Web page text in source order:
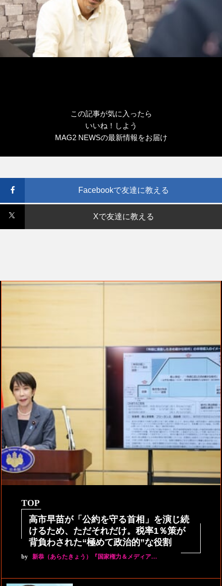
この記事が気に入ったら
いいね！しよう
MAG2 NEWSの最新情報をお届け
Facebookで友達に教える
Xで友達に教える
TOP
高市早苗が「公約を守る首相」を演じ続
けるため、ただそれだけ。税率1％策が
背負わされた“極めて政治的”な役割
by 新恭（あらたきょう）『国家権力＆メディア…